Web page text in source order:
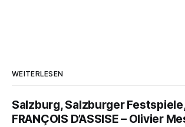
WEITERLESEN
Salzburg, Salzburger
FRANÇOIS D’ASSISE – Olivier